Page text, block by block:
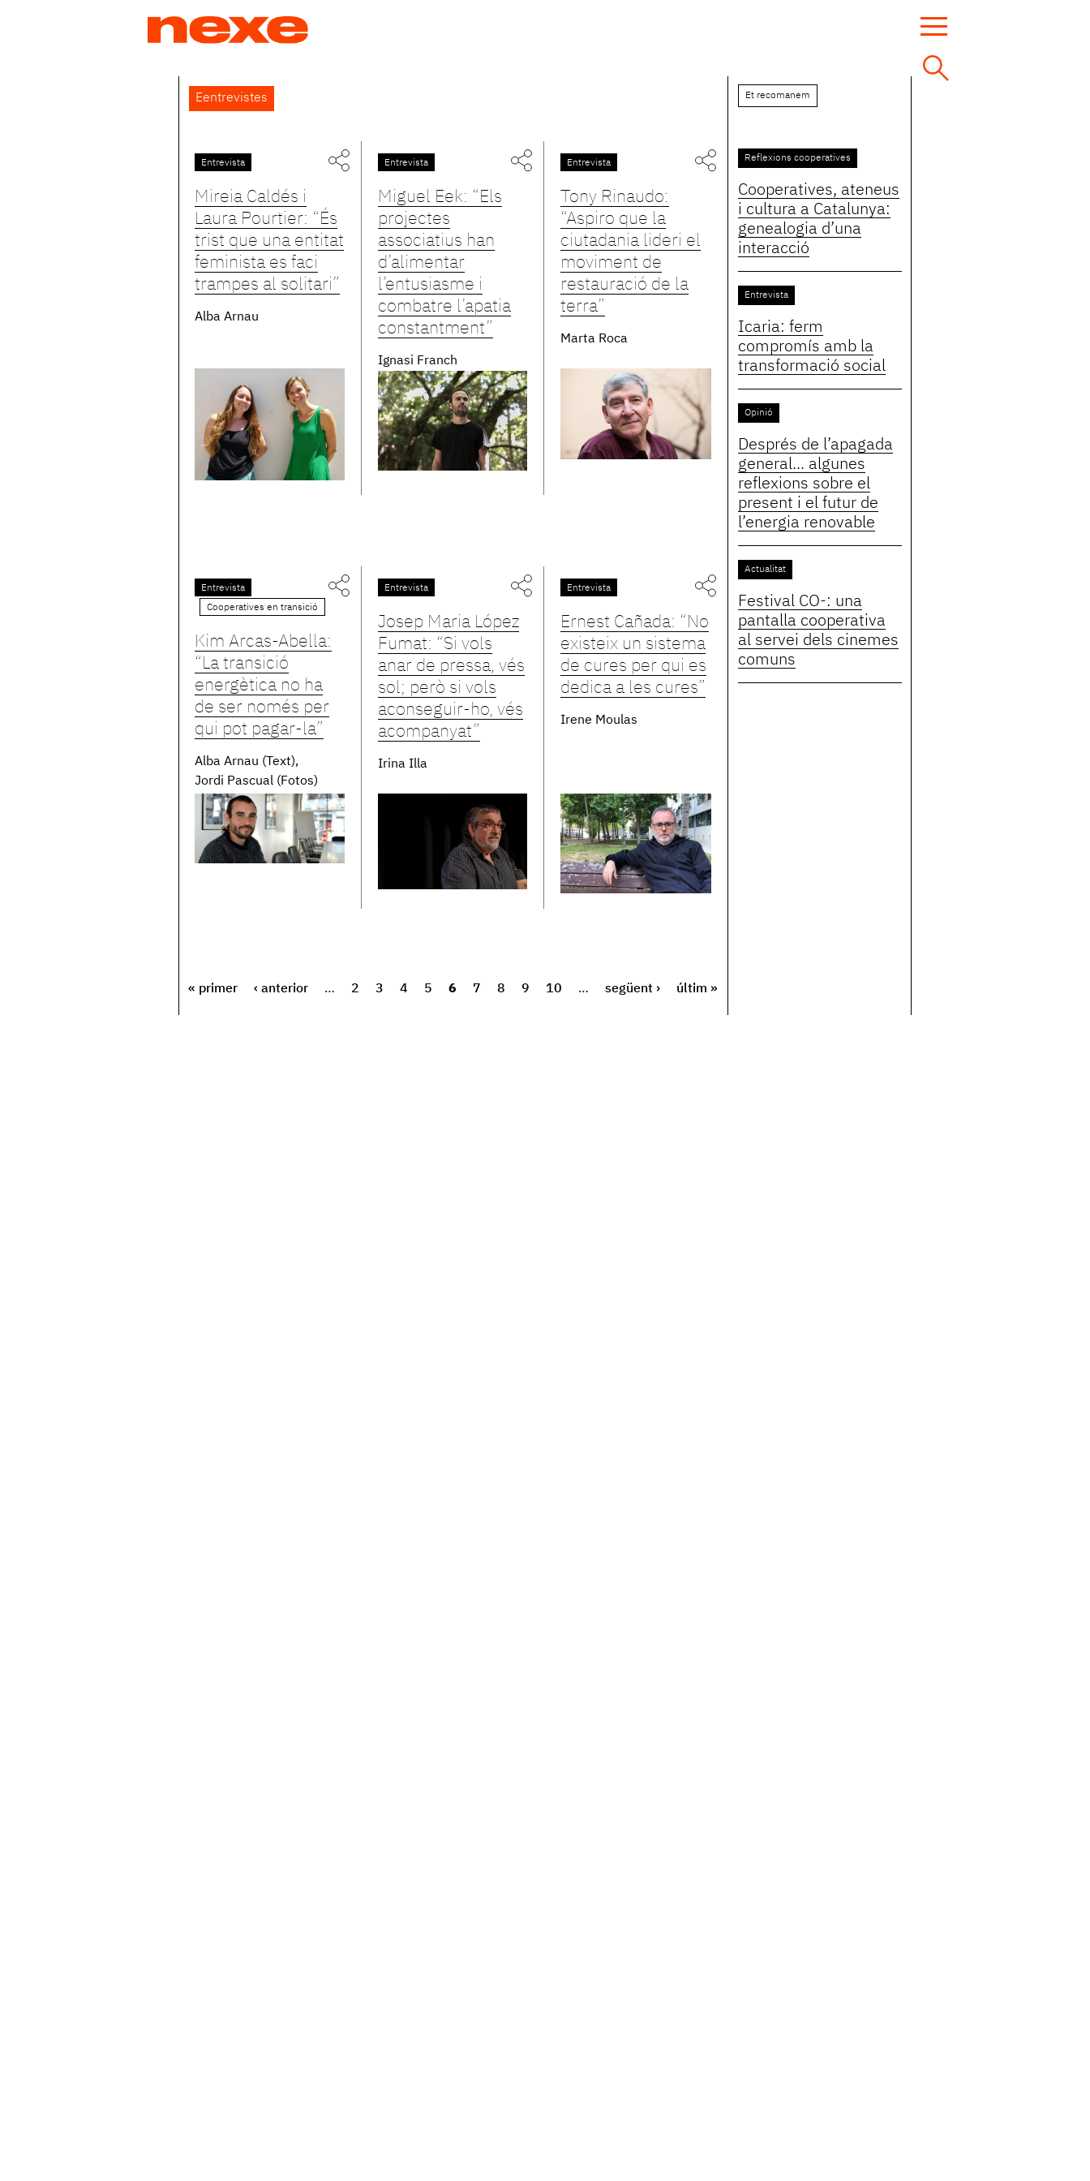
Back
to
Eentrevistes
Entrevista
Mireia Caldés i
Laura Pourtier: “És
trist que una entitat
feminista es faci
trampes al solitari”
Alba Arnau
Entrevista
Miguel Eek: “Els
projectes
associatius han
d’alimentar
l’entusiasme i
combatre l’apatia
constantment”
Ignasi Franch
Entrevista
Tony Rinaudo:
“Aspiro que la
ciutadania lideri el
moviment de
restauració de la
terra”
Marta Roca
Entrevista
Cooperatives en transició
Kim Arcas-Abella:
“La transició
energètica no ha
de ser només per
qui pot pagar-la”
Alba Arnau (Text)
Jordi Pascual (Fotos)
Entrevista
Josep Maria López
Fumat: “Si vols
anar de pressa, vés
sol; però si vols
aconseguir-ho, vés
acompanyat”
Irina Illa
Entrevista
Ernest Cañada: “No
existeix un sistema
de cures per qui es
dedica a les cures”
Irene Moulas
Pàgines
« primer ‹ anterior … 2 3 4 5 6 7 8 9 10 … següent › últim »
Et recomanem
Reflexions cooperatives
Cooperatives, ateneus
i cultura a Catalunya:
genealogia d’una
interacció
Entrevista
Icaria: ferm
compromís amb la
transformació social
Opinió
Després de l’apagada
general... algunes
reflexions sobre el
present i el futur de
l’energia renovable
Actualitat
Festival CO-: una
pantalla cooperativa
al servei dels cinemes
comuns